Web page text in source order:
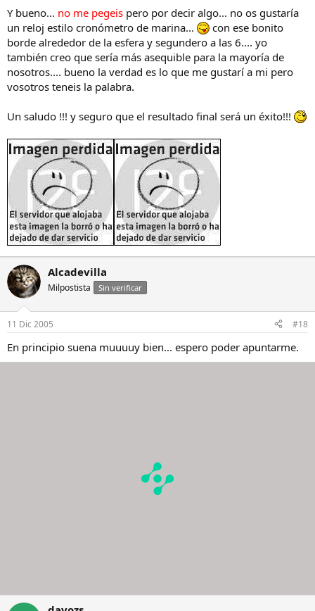
Y bueno... no me pegeis pero por decir algo... no os gustaría
un reloj estilo cronómetro de marina...
con ese bonito
borde alrededor de la esfera y segundero a las 6.... yo
también creo que sería más asequible para la mayoría de
nosotros.... bueno la verdad es lo que me gustarí a mi pero
vosotros teneis la palabra.
Un saludo !!! y seguro que el resultado final será un éxito!!!
Alcadevilla
Milpostista Sin verificar
11 Dic 2005 #18
En principio suena muuuuy bien... espero poder apuntarme.